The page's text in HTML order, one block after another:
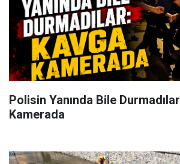
Polisin Yanında Bile
Kamerada